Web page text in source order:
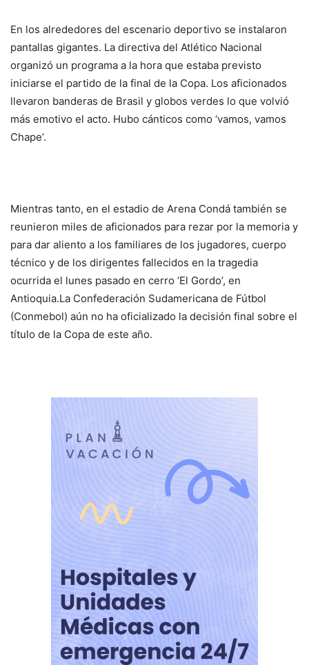
En los alrededores del escenario deportivo se instalaron
pantallas gigantes. La directiva del Atlético Nacional
organizó un programa a la hora que estaba previsto
iniciarse el partido de la final de la Copa. Los aficionados
llevaron banderas de Brasil y globos verdes lo que volvió
más emotivo el acto. Hubo cánticos como ‘vamos, vamos
Chape’.
Mientras tanto, en el estadio de Arena Condá también se
reunieron miles de aficionados para rezar por la memoria y
para dar aliento a los familiares de los jugadores, cuerpo
técnico y de los dirigentes fallecidos en la tragedia
ocurrida el lunes pasado en cerro ‘El Gordo’, en
Antioquia.La Confederación Sudamericana de Fútbol
(Conmebol) aún no ha oficializado la decisión final sobre el
título de la Copa de este año.